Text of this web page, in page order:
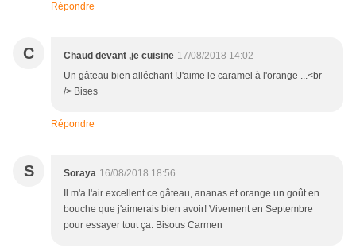
Répondre
C Chaud devant ,je cuisine 17/08/2018 14:02
Un gâteau bien alléchant !J'aime le caramel à l'orange ...<br
/> Bises
Répondre
S Soraya 16/08/2018 18:56
Il m'a l'air excellent ce gâteau, ananas et orange un goût en
bouche que j'aimerais bien avoir! Vivement en Septembre
pour essayer tout ça. Bisous Carmen